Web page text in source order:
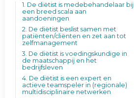
1. De diëtist is medebehandelaar bij
een breed scala aan
aandoeningen
2. De diëtist beslist samen met
patiënten/cliënten en zet aan tot
zelfmanagement
3. De diëtist is voedingskundige in
de maatschappij en het
bedrijfsleven
4. De diëtist is een expert en
actieve teamspeler in (regionale)
multidisciplinaire netwerken